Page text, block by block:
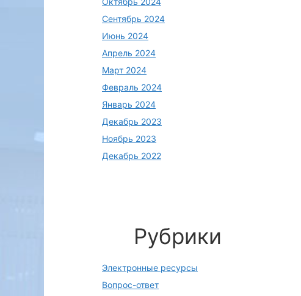
Сентябрь 2024
Июнь 2024
Апрель 2024
Март 2024
Февраль 2024
Январь 2024
Декабрь 2023
Ноябрь 2023
Декабрь 2022
Рубрики
Электронные ресурсы
Вопрос-ответ